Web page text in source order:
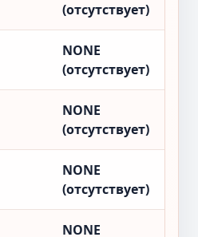
(отсутствует)
NONE
(отсутствует)
NONE
(отсутствует)
NONE
(отсутствует)
NONE